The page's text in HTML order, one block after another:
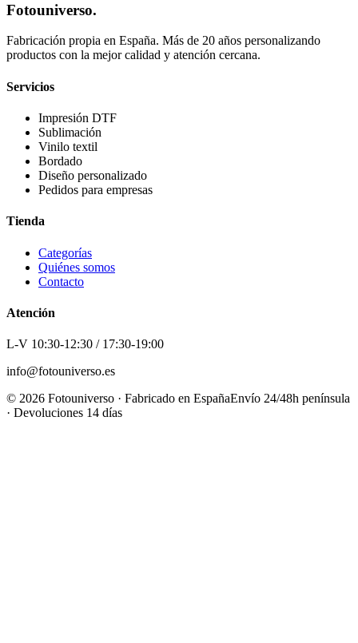
Fotouniverso.
Fabricación propia en España. Más de 20 años personalizando
productos con la mejor calidad y atención cercana.
Servicios
Impresión DTF
Sublimación
Vinilo textil
Bordado
Diseño personalizado
Pedidos para empresas
Tienda
Categorías
Quiénes somos
Contacto
Atención
L-V 10:30-12:30 / 17:30-19:00
info@fotouniverso.es
© 2026 Fotouniverso · Fabricado en EspañaEnvío 24/48h península
· Devoluciones 14 días